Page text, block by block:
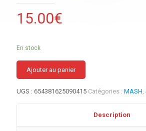
15.00€
En stock
Ajouter au panier
UGS : 654381625090415 Catégories : MASH,
Description